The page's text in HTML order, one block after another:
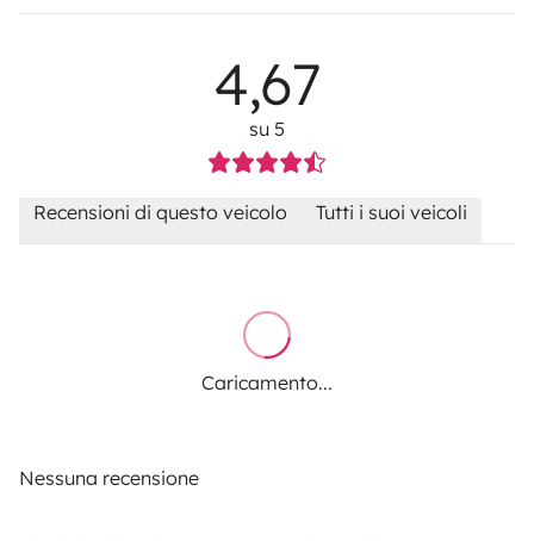
4,67
su 5
Recensioni di questo veicolo Tutti i suoi veicoli
Caricamento...
Nessuna recensione